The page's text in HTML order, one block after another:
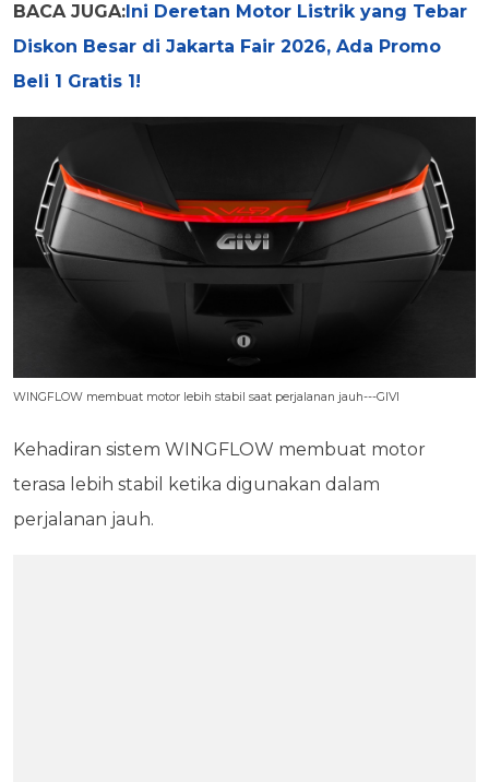
BACA JUGA: Ini Deretan Motor Listrik yang Tebar
Diskon Besar di Jakarta Fair 2026, Ada Promo
Beli 1 Gratis 1!
WINGFLOW membuat motor lebih stabil saat perjalanan jauh---GIVI
Kehadiran sistem WINGFLOW membuat motor
terasa lebih stabil ketika digunakan dalam
perjalanan jauh.